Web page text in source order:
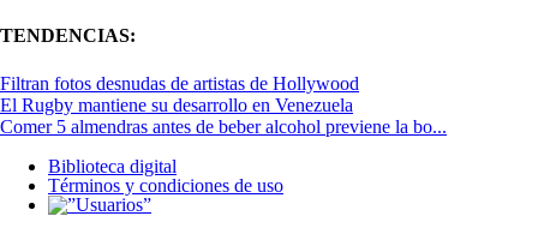
TENDENCIAS:
Filtran fotos desnudas de artistas de Hollywood
El Rugby mantiene su desarrollo en Venezuela
Comer 5 almendras antes de beber alcohol previene la bo...
Biblioteca digital
Términos y condiciones de uso